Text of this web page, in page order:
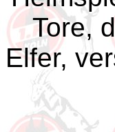
Tore,
Elfer,